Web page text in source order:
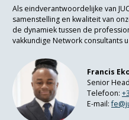
Als eindverantwoordelijke van
samenstelling en kwaliteit van
de dynamiek tussen de
vakkundige Network consultants
Francis
Senior
Telefoon: +3
E-mail: